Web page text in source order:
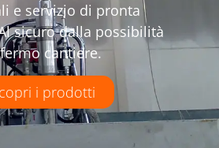
e servizio di pronta
sicuro dalla possibilità
cantiere.
i prodotti